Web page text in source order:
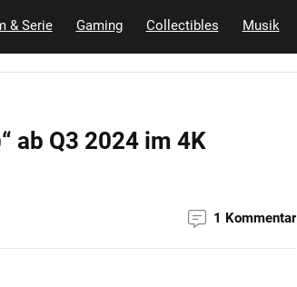
& Serie Gaming Collectibles Musik
ab Q3 2024 im 4K
1 Kommentar